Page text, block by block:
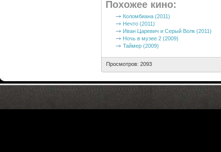
Похожее кино:
Коломбиана (2011)
Нечто (2011)
Иван Царевич и Серый Волк (2011)
Ночь в музее 2 (2009)
Таймер (2009)
Просмотров: 2093